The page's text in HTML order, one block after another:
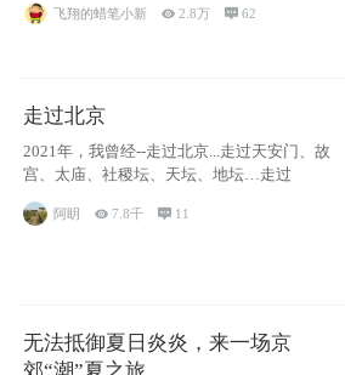
飞翔的蜡笔小新 2.8万 62
走过北京
2021年，我曾经--走过北京...走过天安门、故
宫、太庙、社稷坛、天坛、地坛…走过
阿眀 7.8千  11
无法抵御夏日炎炎，来一场京